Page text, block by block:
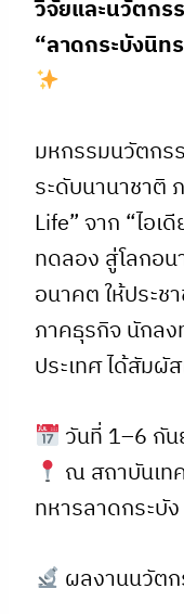
วิจัยและนวัตกร
“ลาดกระบังนิท
มหกรรมนวัตกร
ระดับนานาชาติ
Life” จาก “ไอเ
ทดลอง สู่โลกอ
อนาคต ให้ประช
ภาคธุรกิจ นักลง
ประเทศ ได้สัมผั
วันที่ 1–6 กั
ณ สถาบันเท
ทหารลาดกระบั
ผลงานนวัต